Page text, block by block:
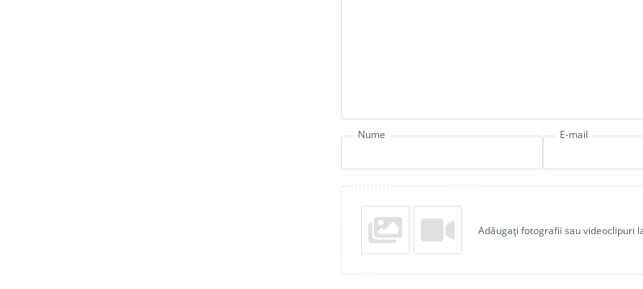
Nume E-mail
Adăugați fotografii sau videoclipuri